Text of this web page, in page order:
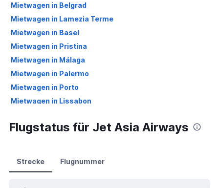
Mietwagen in Belgrad
Mietwagen in Lamezia Terme
Mietwagen in Basel
Mietwagen in Pristina
Mietwagen in Málaga
Mietwagen in Palermo
Mietwagen in Porto
Mietwagen in Lissabon
Hotels in Bangkok
Flugstatus für Jet Asia Airways
Strecke Flugnummer